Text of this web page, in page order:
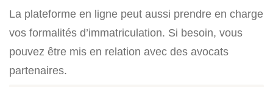
La plateforme en ligne peut aussi prendre en charge
vos formalités d’immatriculation. Si besoin, vous
pouvez être mis en relation avec des avocats
partenaires.